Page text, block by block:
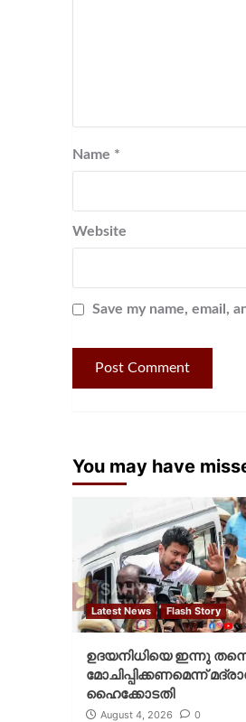
Name *
Website
Save my name, email,
You may have
Latest News Flash Story
ഉദയനിധിയെ ഇന്നു
മോചിപ്പിക്കണമെന്ന്
ഹൈക്കോടതി
August 4, 2026 0